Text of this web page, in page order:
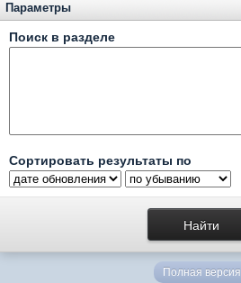
Параметры
Поиск в разделе
Сортировать результаты по
Полная версия